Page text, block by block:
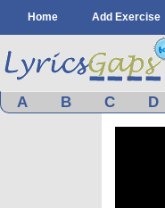
Home Add Exercise
A B C D